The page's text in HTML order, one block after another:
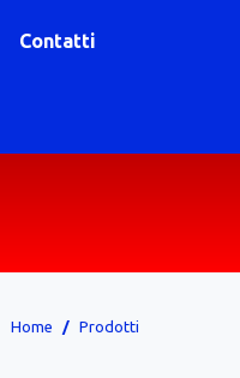
Contatti
Home Prodotti